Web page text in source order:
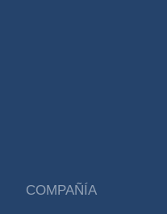
COMPAÑÍA